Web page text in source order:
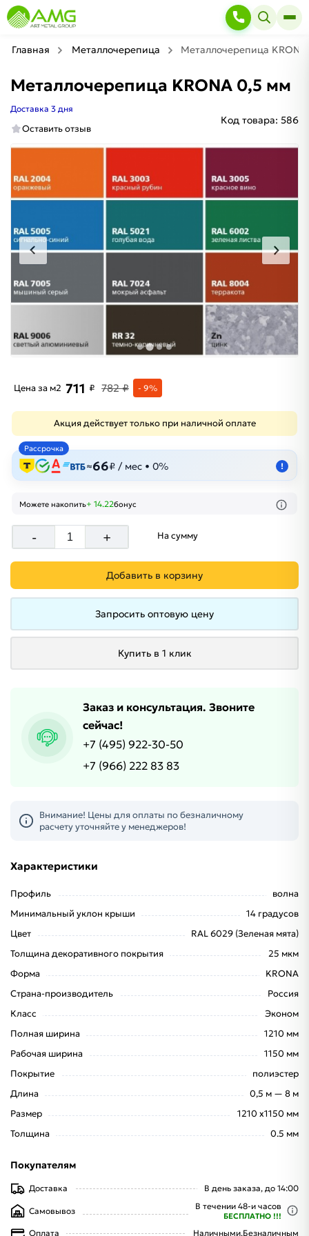
Главная Металлочерепица Металлочерепица
Металлочерепица KRONA 0,5 мм
Доставка 3 дня
Оставить отзыв
Код товара: 586
Цена за м2 711 ₽ 782 ₽ - 9%
Акция действует только при наличной оплате
Рассрочка
≈66₽ / мес • 0% !
Можете накопить+ 14.22бонус
- + На сумму
Добавить в корзину
Запросить оптовую цену
Купить в 1 клик
Заказ и консультация. Звоните
сейчас!
+7 (495) 922-30-50
+7 (966) 222 83 83
Внимание! Цены для оплаты по безналичному
расчету уточняйте у менеджеров!
Характеристики
Профиль
волна
Минимальный уклон крыши
14 градусов
Цвет
RAL 6029 (Зеленая мята)
Толщина декоративного покрытия
25 мкм
Форма
KRONA
Страна-производитель
Россия
Класс
Эконом
Полная ширина
1210 мм
Рабочая ширина
1150 мм
Покрытие
полиэстер
Длина
0,5 м — 8 м
Размер
1210 х1150 мм
Толщина
0.5 мм
Покупателям
Доставка В день заказа, до 14:00
Самовывоз В течении 48-и часов
БЕСПЛАТНО !!!
Оплата Наличными,Безналичным